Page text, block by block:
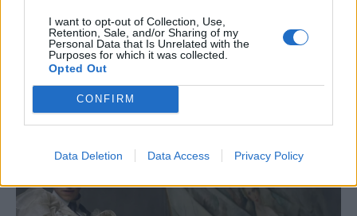
I want to opt-out of Collection, Use,
Retention, Sale, and/or Sharing of my
Personal Data that Is Unrelated with the
Purposes for which it was collected.
Opted Out
CONFIRM
Data Deletion Data Access Privacy Policy